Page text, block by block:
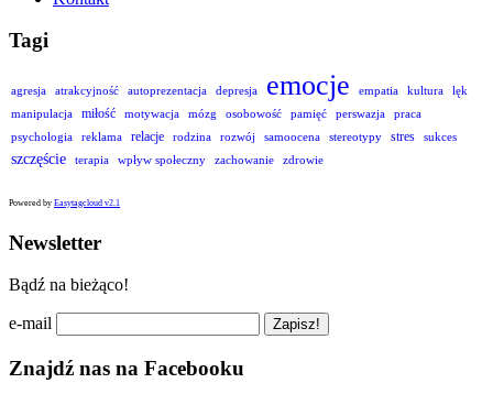
Tagi
agresja atrakcyjność autoprezentacja depresja emocje empatia kultura
lęk
manipulacja
miłość motywacja mózg osobowość pamięć perswazja
praca
psychologia
reklama relacje rodzina rozwój samoocena stereotypy stres sukces
szczęście terapia wpływ społeczny zachowanie zdrowie
Powered by Easytagcloud v2.1
Newsletter
Bądź na bieżąco!
e-mail
Znajdź nas na Facebooku